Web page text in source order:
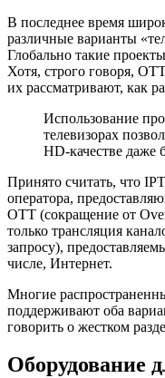
В последнее время
различные варианты
Глобально такие
Хотя, строго говоря,
их рассматривают, как
Использование
телевизорах
HD-качестве даже
Принято считать, что
оператора,
OTT (сокращение от
только трансляция
запросу),
числе, Интернет.
Многие
поддерживают оба
говорить о жестком
Оборудование